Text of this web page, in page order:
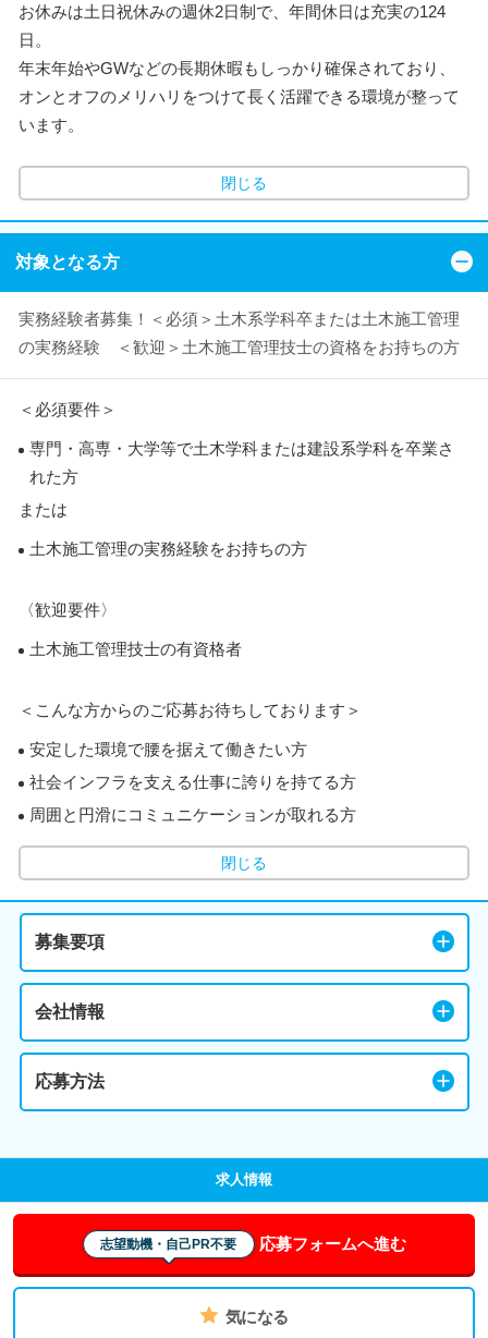
お休みは土日祝休みの週休2日制で、年間休日は充実の124
日。
年末年始やGWなどの長期休暇もしっかり確保されており、
オンとオフのメリハリをつけて長く活躍できる環境が整って
います。
閉じる
対象となる方
実務経験者募集！＜必須＞土木系学科卒または土木施工管理
の実務経験 ＜歓迎＞土木施工管理技士の資格をお持ちの方
＜必須要件＞
専門・高専・大学等で土木学科または建設系学科を卒業さ
れた方
または
土木施工管理の実務経験をお持ちの方
〈歓迎要件〉
土木施工管理技士の有資格者
＜こんな方からのご応募お待ちしております＞
安定した環境で腰を据えて働きたい方
社会インフラを支える仕事に誇りを持てる方
周囲と円滑にコミュニケーションが取れる方
閉じる
募集要項
会社情報
応募方法
求人情報
志望動機・自己PR不要 応募フォームへ進む
気になる